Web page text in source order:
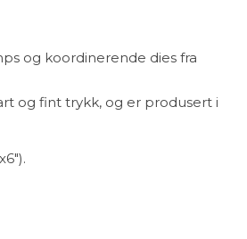
og koordinerende dies fra
og fint trykk, og er produsert i